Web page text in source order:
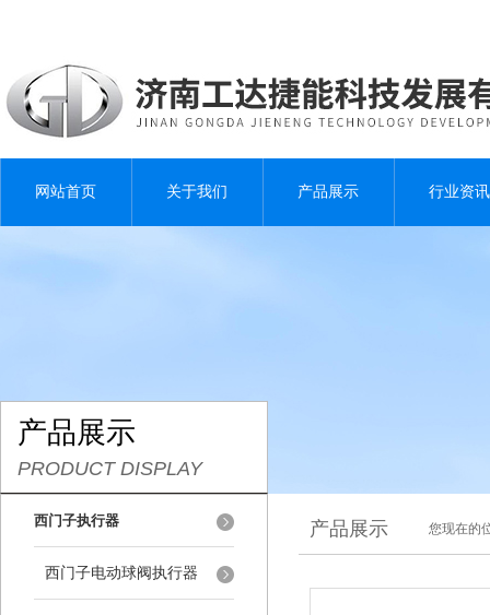
网站首页 关于我们 产品展示 行业资讯
产品展示
PRODUCT DISPLAY
西门子执行器
西门子电动球阀执行器
产品展示 您现在的